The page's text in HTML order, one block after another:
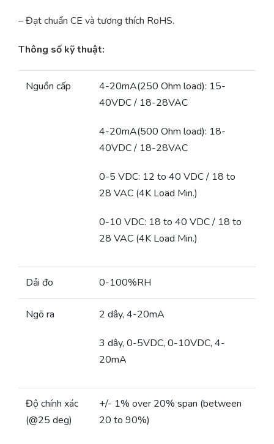
– Đạt chuẩn CE và tương thích RoHS.
Thông số kỹ thuật:
Nguồn cấp
4-20mA(250 Ohm load): 15-
40VDC / 18-28VAC
4-20mA(500 Ohm load): 18-
40VDC / 18-28VAC
0-5 VDC: 12 to 40 VDC / 18 to
28 VAC (4K Load Min.)
0-10 VDC: 18 to 40 VDC / 18 to
28 VAC (4K Load Min.)
Dải đo 0-100%RH
Ngõ ra 2 dây, 4-20mA
3 dây, 0-5VDC, 0-10VDC, 4-
20mA
Độ chính xác
(@25 deg)
+/- 1% over 20% span (between
20 to 90%)